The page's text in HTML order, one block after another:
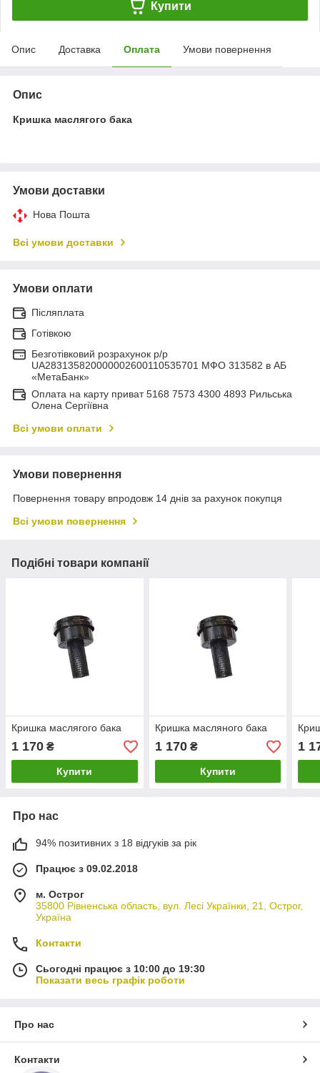
Купити
Опис Доставка Оплата Умови повернення
Опис
Кришка маслягого бака
Умови доставки
Нова Пошта
Всі умови доставки
Умови оплати
Післяплата
Готівкою
Безготівковий розрахунок р/р
UA283135820000002600110535701 МФО 313582 в АБ
«МетаБанк»
Оплата на карту приват 5168 7573 4300 4893 Рильська
Олена Сергіївна
Всі умови оплати
Умови повернення
Повернення товару впродовж 14 днів за рахунок покупця
Всі умови повернення
Подібні товари компанії
Кришка маслягого бака
1 170 ₴
Купити
Кришка масляного бака
1 170₴
Купити
1
Про нас
94% позитивних з 18 відгуків за рік
Працює з 09.02.2018
м. Острог
35800 Рівненська область, вул. Лесі Українки, 21, Острог,
Україна
Контакти
Сьогодні працює з 10:00 до 19:30
Показати весь графік роботи
Про нас
Контакти